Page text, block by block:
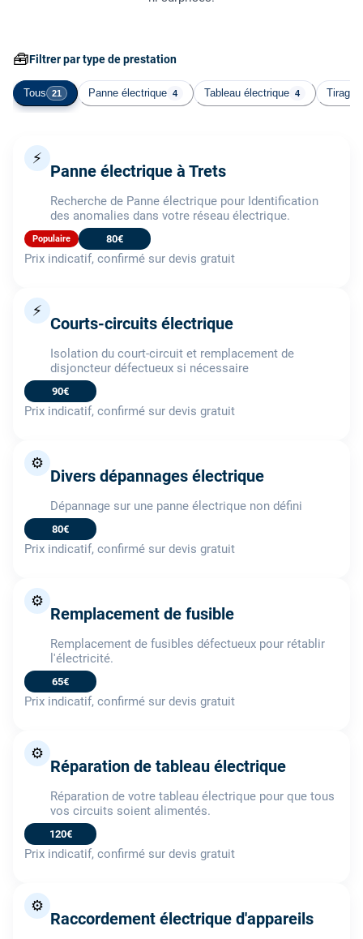
🧰Filtrer par type de prestation
Tous 21 Panne électrique 4 Tableau électrique 4 Tirage
⚡
Panne électrique à Trets
Recherche de Panne électrique pour Identification
des anomalies dans votre réseau électrique.
Populaire 80€
Prix indicatif, confirmé sur devis gratuit
⚡
Courts-circuits électrique
Isolation du court-circuit et remplacement de
disjoncteur défectueux si nécessaire
90€
Prix indicatif, confirmé sur devis gratuit
⚙️
Divers dépannages électrique
Dépannage sur une panne électrique non défini
80€
Prix indicatif, confirmé sur devis gratuit
⚙️
Remplacement de fusible
Remplacement de fusibles défectueux pour rétablir
l'électricité.
65€
Prix indicatif, confirmé sur devis gratuit
⚙️
Réparation de tableau électrique
Réparation de votre tableau électrique pour que tous
vos circuits soient alimentés.
120€
Prix indicatif, confirmé sur devis gratuit
⚙️
Raccordement électrique d'appareils